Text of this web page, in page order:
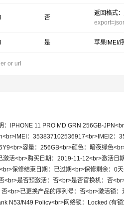
否
返回格式
是 苹果IMEI/
or url
：353837102536917<br>IMEI2
容量：256GB<br>颜色：暗夜绿色
激活<br>购买日期：2019-11-12<br>激活
保修结束日期：已过期<br>保修剩余：0
<br>是否预激活：否<br>是否官换机：否
<br>已更换产品的序列号：否<br>激活锁
N53/N49 Policy<br>网络锁：Locked (有